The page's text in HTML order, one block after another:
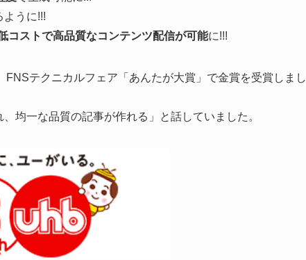
ように!!!
コストで高品質なコンテンツ配信が可能に!!!
テクニカルフェア「あんたが大賞」で金賞を受賞しまし
均一な品質の記事が作れる」と話していました。